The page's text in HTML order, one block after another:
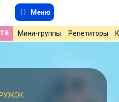
Меню
Мини-группы Репетиторы